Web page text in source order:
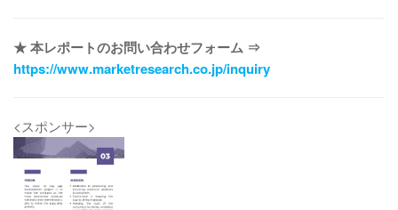
★ 本レポートのお問い合わせフォーム ⇒
https://www.marketresearch.co.jp/inquiry
<スポンサー>